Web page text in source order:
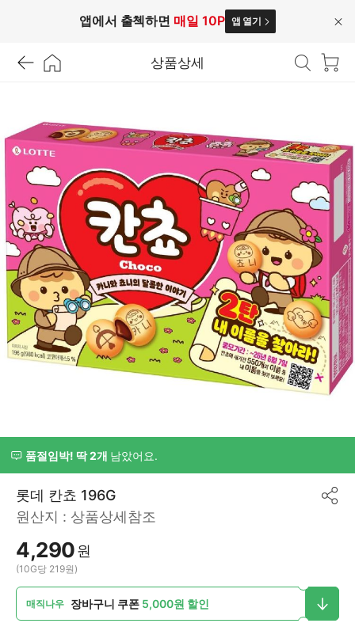
앱에서 출첵하면 매일 10P 앱 열기
닫
상품상세
품절임박! 딱 2개 남았어요.
롯데 칸쵸 196G
원산지 : 상품상세참조
4,290원
(10G당 219원)
매직나우 장바구니 쿠폰 5,000원 할인
공